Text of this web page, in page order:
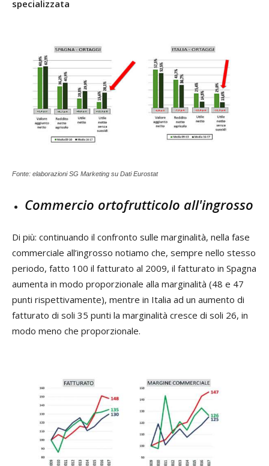
specializzata
Fonte: elaborazioni SG Marketing su Dati Eurostat
Commercio ortofrutticolo all'ingrosso
Di più: continuando il confronto sulle marginalità, nella fase
commerciale all’ingrosso notiamo che, sempre nello stesso
periodo, fatto 100 il fatturato al 2009, il fatturato in Spagna
aumenta in modo proporzionale alla marginalità (48 e 47
punti rispettivamente), mentre in Italia ad un aumento di
fatturato di soli 35 punti la marginalità cresce di soli 26, in
modo meno che proporzionale.